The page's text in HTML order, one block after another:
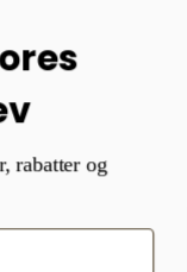
rabatter og